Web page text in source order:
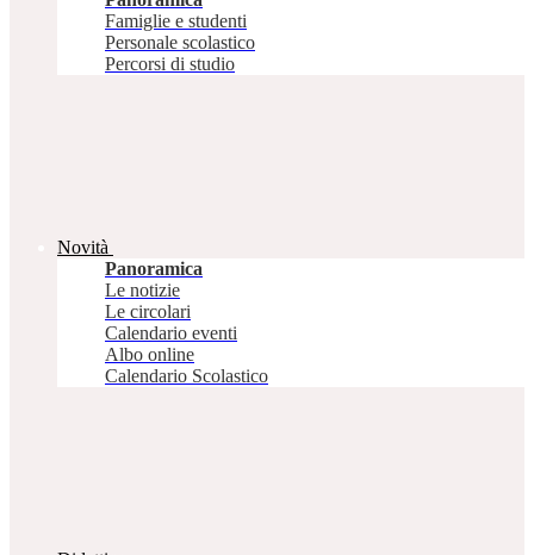
Famiglie e studenti
Personale scolastico
Percorsi di studio
Novità
Panoramica
Le notizie
Le circolari
Calendario eventi
Albo online
Calendario Scolastico